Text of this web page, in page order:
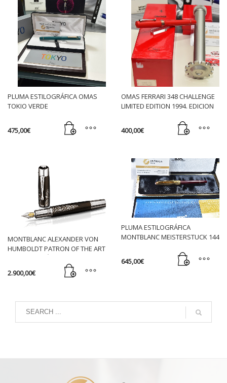
PLUMA ESTILOGRÁFICA OMAS
TOKIO VERDE
475,00€
OMAS FERRARI 348 CHALLENGE
LIMITED EDITION 1994. EDICION
400,00€
MONTBLANC ALEXANDER VON
HUMBOLDT PATRON OF THE ART
PLUMA ESTILOGRÁFICA
2.900,00€
PLUMA ESTILOGRÁFICA
MONTBLANC MEISTERSTUCK 144
645,00€